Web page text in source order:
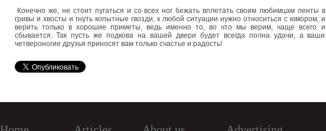
Конечно же, не стоит пугаться и со всех ног бежать вплетать своим любимцам ленты в
гривы и хвосты и гнуть копытные гвозди, к любой ситуации нужно относиться с юмором, и
верить только в хорошие приметы, ведь именно то, во что мы верим, чаще всего и
сбывается. Так пусть же подкова на вашей двери будет всегда полна удачи, а ваши
четвероногие друзья приносят вам только счастье и радость!